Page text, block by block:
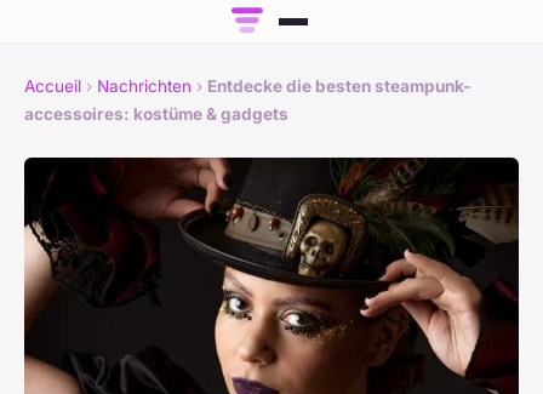
Accueil › Nachrichten › Entdecke die besten steampunk-
accessoires: kostüme & gadgets